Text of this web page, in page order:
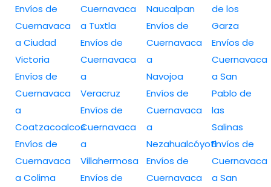
Envíos de
Cuernavaca
a Ciudad
Victoria
Envíos de
Cuernavaca
a
Coatzacoalcos
Envíos de
Cuernavaca
a Colima
Cuernavaca
a Tuxtla
Envíos de
Cuernavaca
a
Veracruz
Envíos de
Cuernavaca
a
Villahermosa
Envíos de
Naucalpan
Envíos de
Cuernavaca
a
Navojoa
Envíos de
Cuernavaca
a
Nezahualcóyotl
Envíos de
Cuernavaca
de los
Garza
Envíos de
Cuernavaca
a San
Pablo de
las
Salinas
Envíos de
Cuernavaca
a San